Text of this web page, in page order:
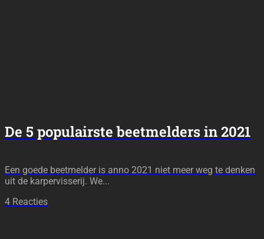
De 5 populairste beetmelders in 2021
Een goede beetmelder is anno 2021 niet meer weg te denken
uit de karpervisserij. We...
4 Reacties